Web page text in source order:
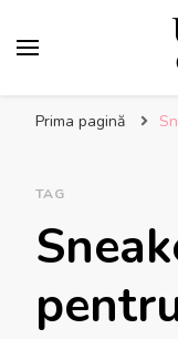
Prima pagină
TAG